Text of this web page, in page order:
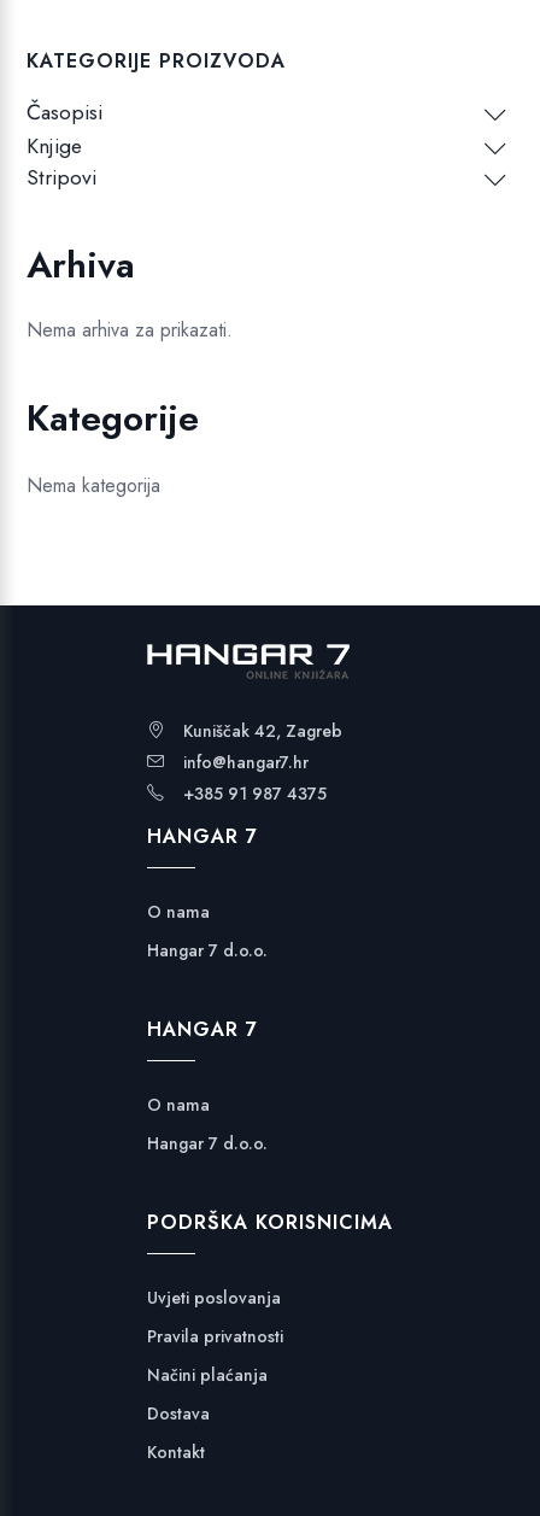
KATEGORIJE PROIZVODA
Časopisi
Knjige
Stripovi
Arhiva
Nema arhiva za prikazati.
Kategorije
Nema kategorija
Kuniščak 42, Zagreb
info@hangar7.hr
+385 91 987 4375
HANGAR 7
O nama
Hangar 7 d.o.o.
HANGAR 7
O nama
Hangar 7 d.o.o.
PODRŠKA KORISNICIMA
Uvjeti poslovanja
Pravila privatnosti
Načini plaćanja
Dostava
Kontakt